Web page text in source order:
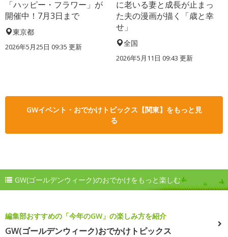
「ハッピー・フラワー」が
開催中！7月3日まで
東京都
2026年5月25日 09:35 更新
に老いる妻と成長が止まっ
た夫の漫画が描く「歳と幸
せ」
全国
2026年5月11日 09:43 更新
GWイベント・おでかけトピックス【関東】をもっと見
る
GW(ゴールデンウィーク)のおでかけをもっと楽しむ
編集部おすすめの「今年のGW」の楽しみ方を紹介
GW(ゴールデンウィーク)おでかけトピックス